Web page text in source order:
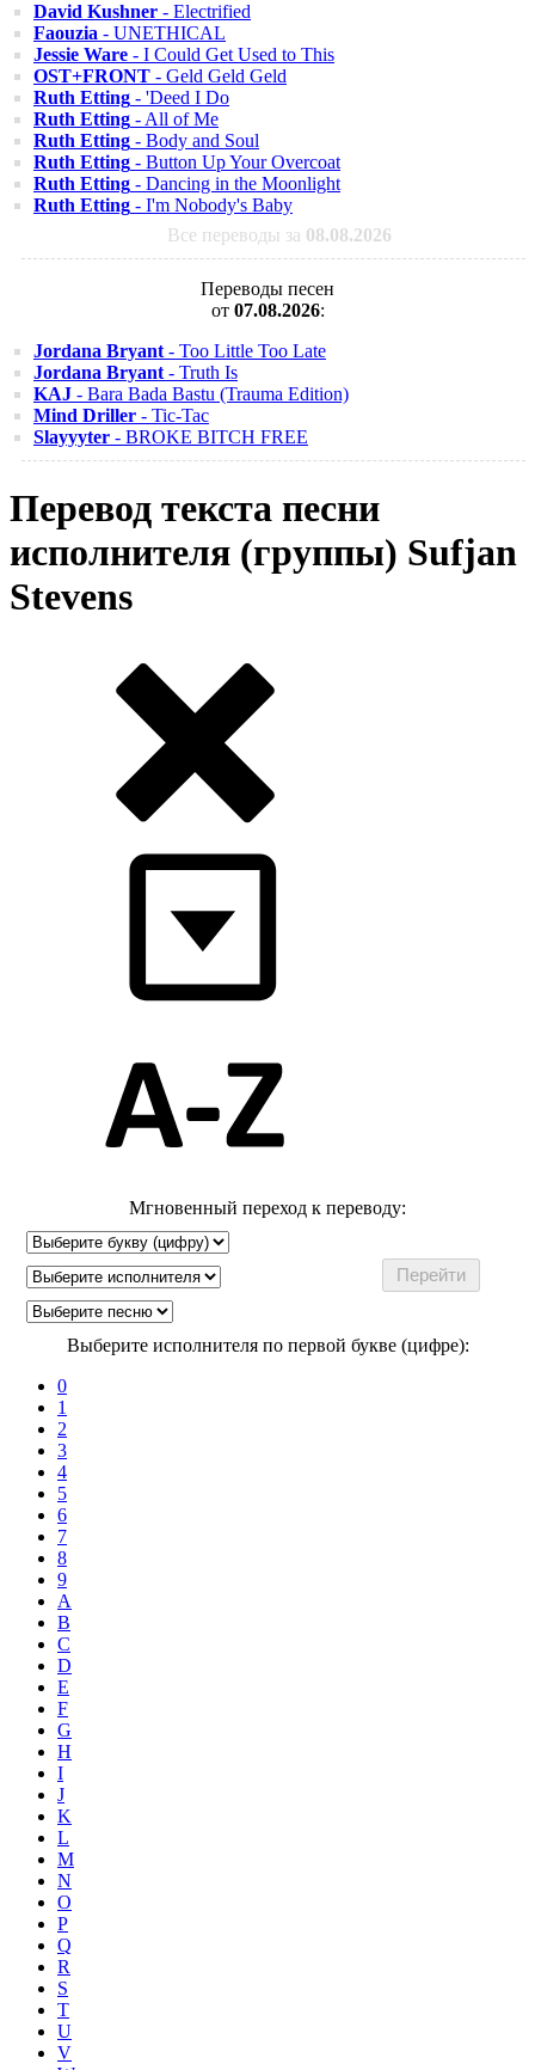
David Kushner - Electrified
Faouzia - UNETHICAL
Jessie Ware - I Could Get Used to This
OST+FRONT - Geld Geld Geld
Ruth Etting - 'Deed I Do
Ruth Etting - All of Me
Ruth Etting - Body and Soul
Ruth Etting - Button Up Your Overcoat
Ruth Etting - Dancing in the Moonlight
Ruth Etting - I'm Nobody's Baby
Все переводы за 08.08.2026
Переводы песен
от 07.08.2026:
Jordana Bryant - Too Little Too Late
Jordana Bryant - Truth Is
KAJ - Bara Bada Bastu (Trauma Edition)
Mind Driller - Tic-Tac
Slayyyter - BROKE BITCH FREE
Перевод текста песни
исполнителя (группы) Sufjan
Stevens
Мгновенный переход к переводу:
Выберите исполнителя по первой букве (цифре):
0
1
2
3
4
5
6
7
8
9
A
B
C
D
E
F
G
H
I
J
K
L
M
N
O
P
Q
R
S
T
U
V